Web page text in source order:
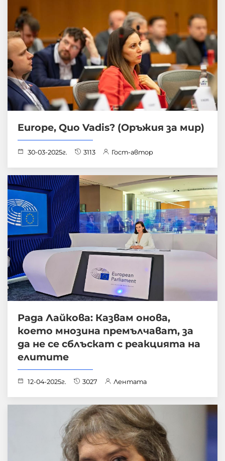
Europe, Quo Vadis? (Оръжия за мир)
30-03-2025г. 3113 Гост-автор
Рада Лайкова: Казвам онова,
което мнозина премълчават, за
да не се сблъскат с реакцията на
елитите
12-04-2025г. 3027 Лентата